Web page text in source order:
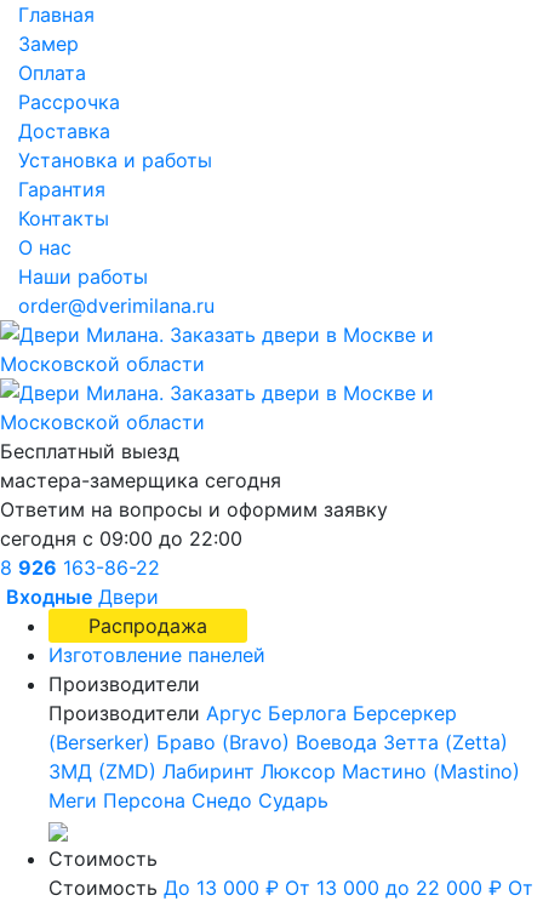
Главная
Замер
Оплата
Рассрочка
Доставка
Установка и работы
Гарантия
Контакты
О нас
Наши работы
order@dverimilana.ru
Бесплатный выезд
мастера-замерщика сегодня
Ответим на вопросы и оформим заявку
сегодня с 09:00 до 22:00
8 926 163-86-22
Входные Двери
Распродажа
Изготовление панелей
Производители
Производители Аргус Берлога Берсеркер
(Berserker) Браво (Bravo) Воевода Зетта (Zetta)
ЗМД (ZMD) Лабиринт Люксор Мастино (Mastino)
Меги Персона Снедо Сударь
Стоимость
Стоимость До 13 000 ₽ От 13 000 до 22 000 ₽ От